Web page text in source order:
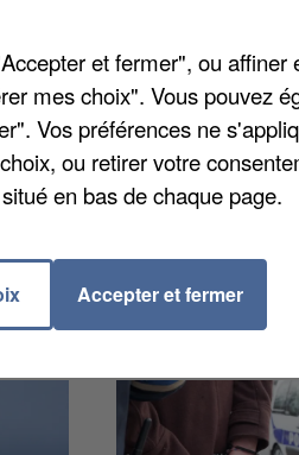
actait aussi la nomination
Macron, au poste de préfet
Frédéric Rose prend la
et fermer", ou affiner
mes choix". Vous pouvez
Vos préférences ne
ou retirer votre
en bas de chaque page.
Accepter et fermer